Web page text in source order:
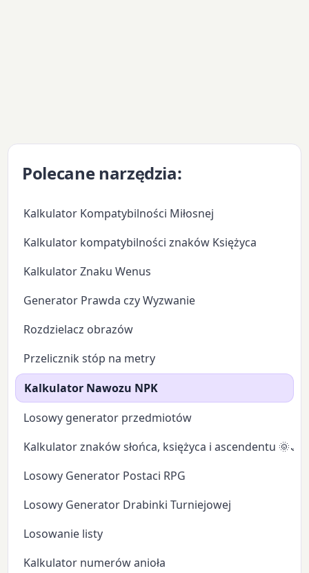
Polecane narzędzia:
Kalkulator Kompatybilności Miłosnej
Kalkulator kompatybilności znaków Księżyca
Kalkulator Znaku Wenus
Generator Prawda czy Wyzwanie
Rozdzielacz obrazów
Przelicznik stóp na metry
Kalkulator Nawozu NPK
Losowy generator przedmiotów
Kalkulator znaków słońca, księżyca i ascendentu
Losowy Generator Postaci RPG
Losowy Generator Drabinki Turniejowej
Losowanie listy
Kalkulator numerów anioła